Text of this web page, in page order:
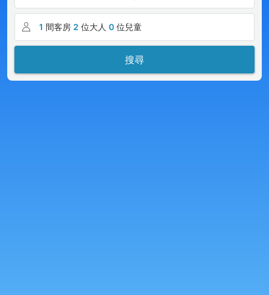
1 間客房 2 位大人 0 位兒童
搜尋